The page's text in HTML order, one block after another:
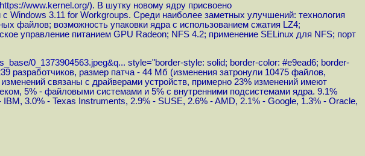
www.kernel.org/). В шутку новому ядру присвоено
Windows 3.11 for Workgroups. Среди наиболее заметных улучшений: технология
файлов; возможность упаковки ядра с использованием сжатия LZ4;
управление питанием GPU Radeon; NFS 4.2; применение SELinux для NFS; порт
0_1373904563.jpeg&q... style="border-style: solid; border-color: #e9ead6; border-
разработчиков, размер патча - 44 Мб (изменения затронули 10475 файлов,
связаны с драйверами устройств, примерно 23% изменений имеют
5% - файловыми системами и 5% c внутренними подсистемами ядра. 9.1%
3.0% - Texas Instruments, 2.9% - SUSE, 2.6% - AMD, 2.1% - Google, 1.3% - Oracle,